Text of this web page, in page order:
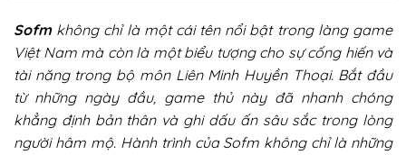
Sofmkhông chỉ là một cái tên nổi bật trong làng game
Việt Nam mà còn là một biểu tượng cho sự cống hiến và
tài năng trong bộ môn Liên Minh Huyền Thoại. Bắt đầu
từ những ngày đầu, game thủ này đã nhanh chóng
khẳng định bản thân và ghi dấu ấn sâu sắc trong lòng
người hâm mộ. Hành trình của Sofm không chỉ là những